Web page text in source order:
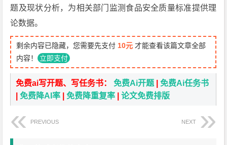
题及现状分析，为相关部门监测食品安全质量标准提供理
论数据。
剩余内容已隐藏，您需要先支付 10元 才能查看该篇文章全部
内容！ 立即支付
免费ai写开题、写任务书：免费Ai开题 |免费Ai任务书
|免费降AI率 |免费降重复率 |论文免费排版
PREVIOUS NEXT